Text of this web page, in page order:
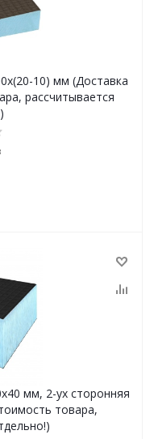
10) мм (Доставка
рассчитывается
мм, 2-ух сторонняя
товара,